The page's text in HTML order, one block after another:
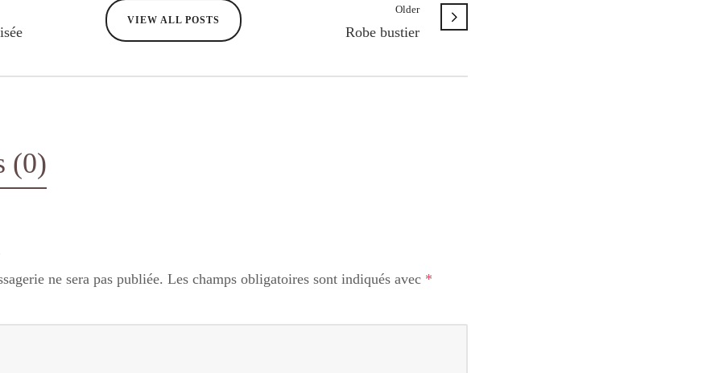
VIEW ALL POSTS
Older
Robe bustier
(0)
ne sera pas publiée. Les champs obligatoires sont indiqués avec *